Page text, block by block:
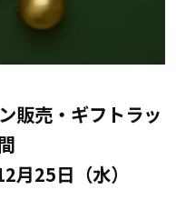
販売・ギフトラッ
25日（水）